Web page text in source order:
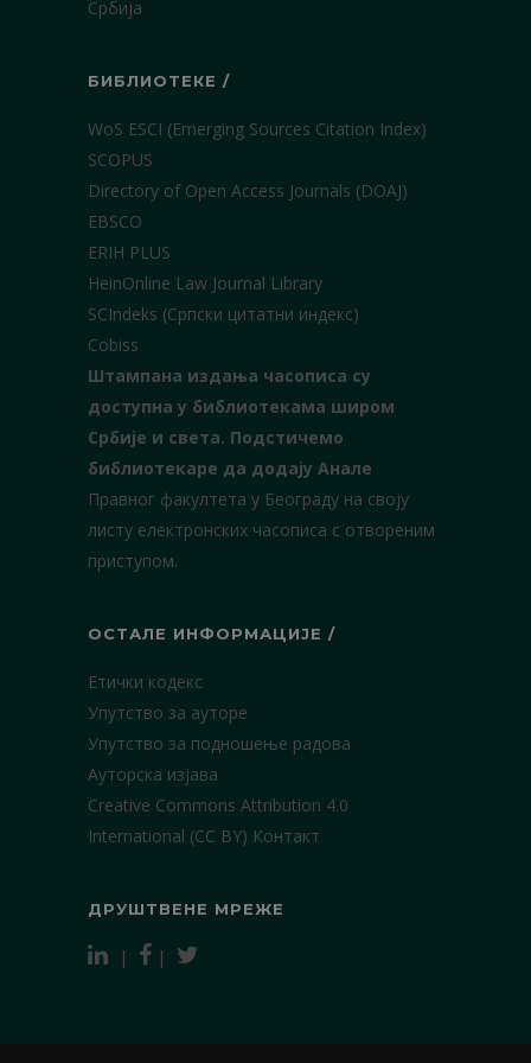
Србија
БИБЛИОТЕКЕ /
WoS ESCI (Emerging Sources Citation Index)
SCOPUS
Directory of Open Access Journals (DOAJ)
EBSCO
ERIH PLUS
HeinOnline Law Journal Library
SCIndeks (Српски цитатни индекс)
Cobiss
Штампана издања часописа су
доступна у библиотекама широм
Србије и света. Подстичемо
библиотекаре да додају Анале
Правног факултета у Београду на своју
листу електронских часописа с отвореним
приступом.
ОСТАЛЕ ИНФОРМАЦИЈЕ /
Етички кодекс
Упутство за ауторе
Упутство за подношење радова
Ауторска изјава
Creative Commons Attribution 4.0
International (CC BY) Контакт
ДРУШТВЕНЕ МРЕЖЕ
| |